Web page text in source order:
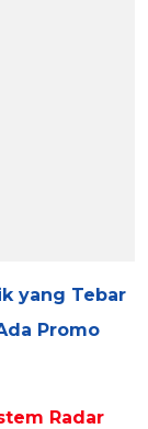
yang Tebar
Promo
Radar